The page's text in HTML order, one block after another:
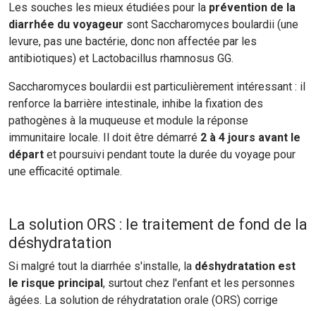
Les souches les mieux étudiées pour la prévention de la
diarrhée du voyageur sont Saccharomyces boulardii (une
levure, pas une bactérie, donc non affectée par les
antibiotiques) et Lactobacillus rhamnosus GG.
Saccharomyces boulardii est particulièrement intéressant : il
renforce la barrière intestinale, inhibe la fixation des
pathogènes à la muqueuse et module la réponse
immunitaire locale. Il doit être démarré 2 à 4 jours avant le
départ et poursuivi pendant toute la durée du voyage pour
une efficacité optimale.
La solution ORS : le traitement de fond de la
déshydratation
Si malgré tout la diarrhée s'installe, la déshydratation est
le risque principal , surtout chez l'enfant et les personnes
âgées. La solution de réhydratation orale (ORS) corrige